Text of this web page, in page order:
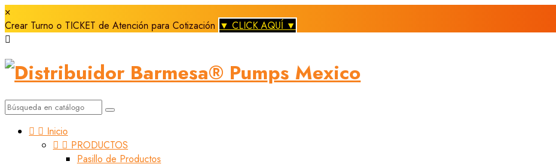
×
Crear Turno o TICKET de Atención para Cotización ▼ CLICK AQUÍ ▼

  Inicio
  PRODUCTOS
Pasillo de Productos